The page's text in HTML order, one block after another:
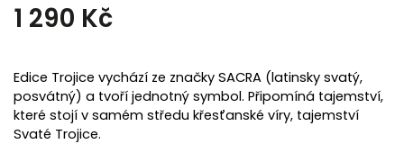
1 290 Kč
Edice Trojice vychází ze značky SACRA (latinsky svatý,
posvátný) a tvoří jednotný symbol. Připomíná tajemství,
které stojí v samém středu křesťanské víry, tajemství
Svaté Trojice.